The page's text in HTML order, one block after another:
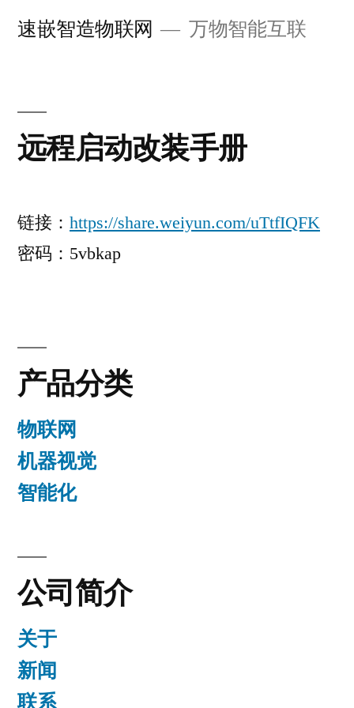
速嵌智造物联网 万物智能互联
远程启动改装手册
链接： https://share.weiyun.com/uTtfIQFK
密码：5vbkap
产品分类
物联网
机器视觉
智能化
公司简介
关于
新闻
联系